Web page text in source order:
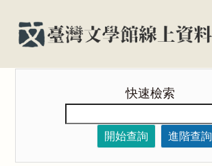
快速檢索
開始查詢
進階查詢